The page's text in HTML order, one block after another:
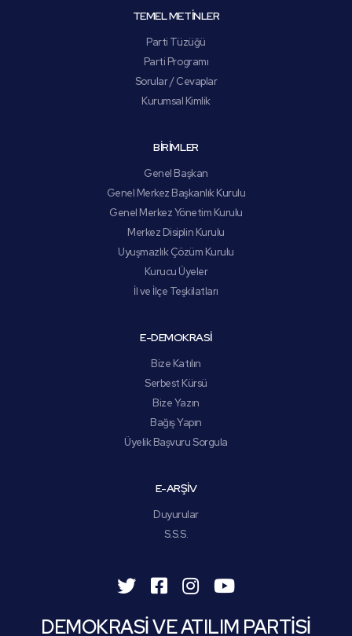
TEMEL METİNLER
Parti Tüzüğü
Parti Programı
Sorular / Cevaplar
Kurumsal Kimlik
BİRİMLER
Genel Başkan
Genel Merkez Başkanlık Kurulu
Genel Merkez Yönetim Kurulu
Merkez Disiplin Kurulu
Uyuşmazlık Çözüm Kurulu
Kurucu Üyeler
İl ve İlçe Teşkilatları
E-DEMOKRASİ
Bize Katılın
Serbest Kürsü
Bize Yazın
Bağış Yapın
Üyelik Başvuru Sorgula
E-ARŞİV
Duyurular
S.S.S.
DEMOKRASİ VE ATILIM PARTİSİ